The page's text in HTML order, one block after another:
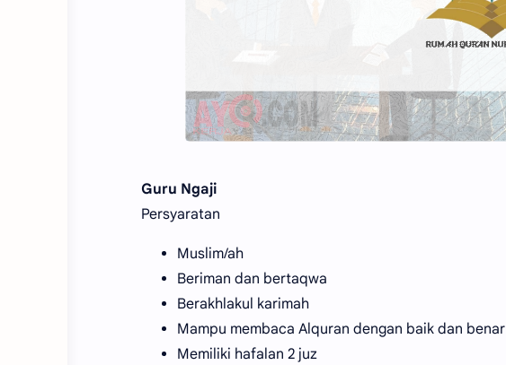
Guru Ngaji
Persyaratan
Muslim/ah
Beriman dan bertaqwa
Berakhlakul karimah
Mampu membaca Alquran dengan baik dan benar
Memiliki hafalan 2 juz